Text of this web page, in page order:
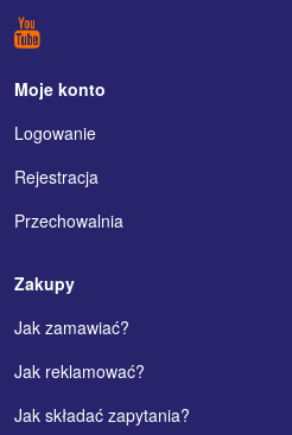
Moje konto
Logowanie
Rejestracja
Przechowalnia
Zakupy
Jak zamawiać?
Jak reklamować?
Jak składać zapytania?